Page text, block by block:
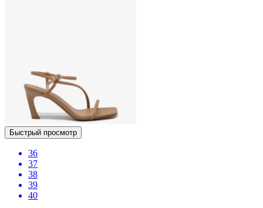
Быстрый просмотр
36
37
38
39
40